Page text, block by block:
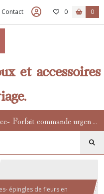
Contact 0 0
et accessoires
Livraison sous 15 jours vers la France- Forfait commande urgente en supplément.
épingles de fleurs en